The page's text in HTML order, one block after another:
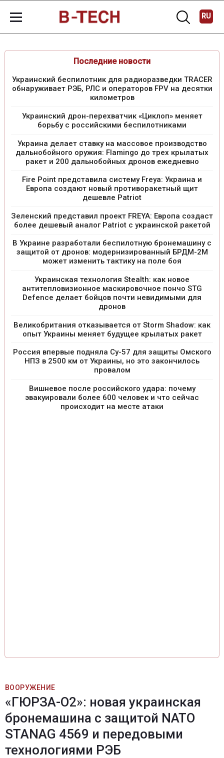
RU
Последние новости
Украинский беспилотник для радиоразведки TRACER
обнаруживает РЭБ, РЛС и операторов FPV на десятки
километров
Украинский дрон-перехватчик «Циклоп» меняет
борьбу с российскими беспилотниками
Украина делает ставку на массовое производство
дальнобойного оружия: Flamingo до трех крылатых
ракет и 200 дальнобойных дронов ежедневно
Fire Point представила систему Freya: Украина и
Европа создают новый противоракетный щит
дешевле Patriot
Зеленский представил проект FREYA: Европа создаст
более дешевый аналог Patriot с украинской ракетой
В Украине разработали беспилотную бронемашину с
защитой от дронов: модернизированный БРДМ-2М
может изменить тактику на поле боя
Украинская технология Stealth: как новое
антитепловизионное маскировочное пончо STG
Defence делает бойцов почти невидимыми для
дронов
Великобритания отказывается от Storm Shadow: как
опыт Украины меняет будущее крылатых ракет
Россия впервые подняла Су-57 для защиты Омского
НПЗ в 2500 км от Украины, но это закончилось
провалом
Вишневое после российского удара: почему
эвакуировали более 600 человек и что сейчас
происходит на месте атаки
ВООРУЖЕНИЕ
«ГЮРЗА-О2»: новая украинская
бронемашина с защитой NATO
STANAG 4569 и передовыми
технологиями РЭБ